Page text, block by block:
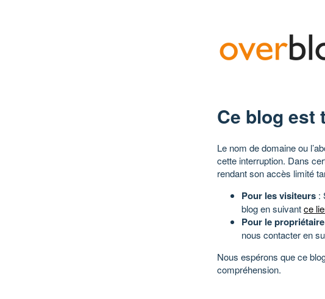
Ce blog est
Le nom de domaine ou
cette interruption. Dans
rendant son accès limité
Pour les visiteurs :
blog en suivantce
Pour le propriétaire
nous contacter en
Nous espérons que ce
compréhension.